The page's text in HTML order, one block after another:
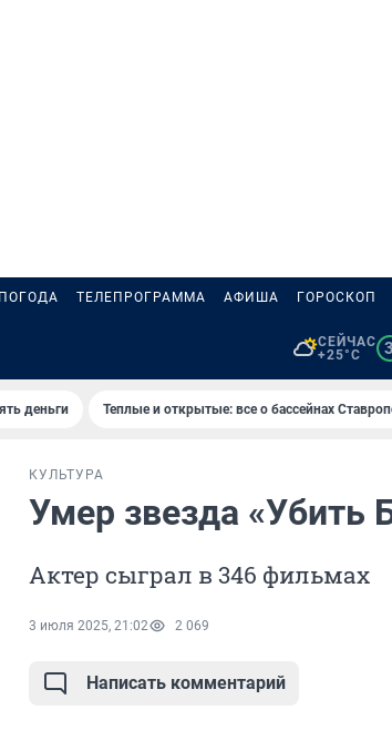
ПОГОДА ТЕЛЕПРОГРАММА АФИША ГОРОСКОП
СЕЙЧАС
+25°C
3
деньги Теплые и открытые: все о бассейнах
КУЛЬТУРА
Умер звезда «Убить
Актер сыграл в 346 фильмах
3 июля 2025, 21:02 2 069
Написать комментарий